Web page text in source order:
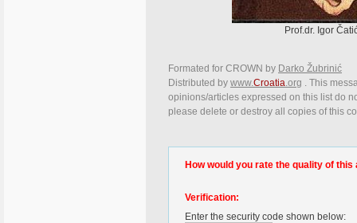
Prof.dr. Igor
Formated for CROWN by Darko Žubrinić
Distributed by www.Croatia.org . This
opinions/articles expressed on this list do
please delete or destroy all copies of this
How would you rate the quality of this
Verification:
Enter the security code shown below: